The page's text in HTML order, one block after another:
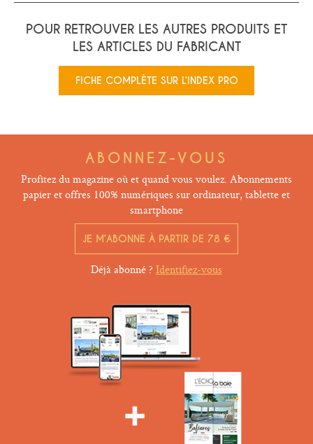
POUR RETROUVER LES AUTRES PRODUITS ET
LES ARTICLES DU FABRICANT
FICHE COMPLÈTE SUR L’INDEX PRO
ABONNEZ-VOUS
Profitez du magazine où et quand vous voulez. Abonnements
papier et offres 100% numériques sur ordinateur, tablette et
smartphone
JE M’ABONNE À PARTIR DE 78 €
Déjà abonné ? Identifiez-vous